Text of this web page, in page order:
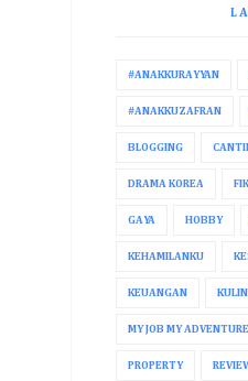
#ANAKKURAYYAN
#ANAKKUZAFRAN
BLOGGING
DRAMA KOREA
GAYA HOBBY
KEHAMILANKU
KEUANGAN
MY JOB MY ADVENTURE
PROPERTY